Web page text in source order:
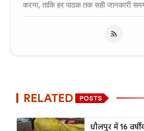
करना, ताकि हर पाठक तक सही जानकारी
RELATED POSTS
धौलपुर में 16